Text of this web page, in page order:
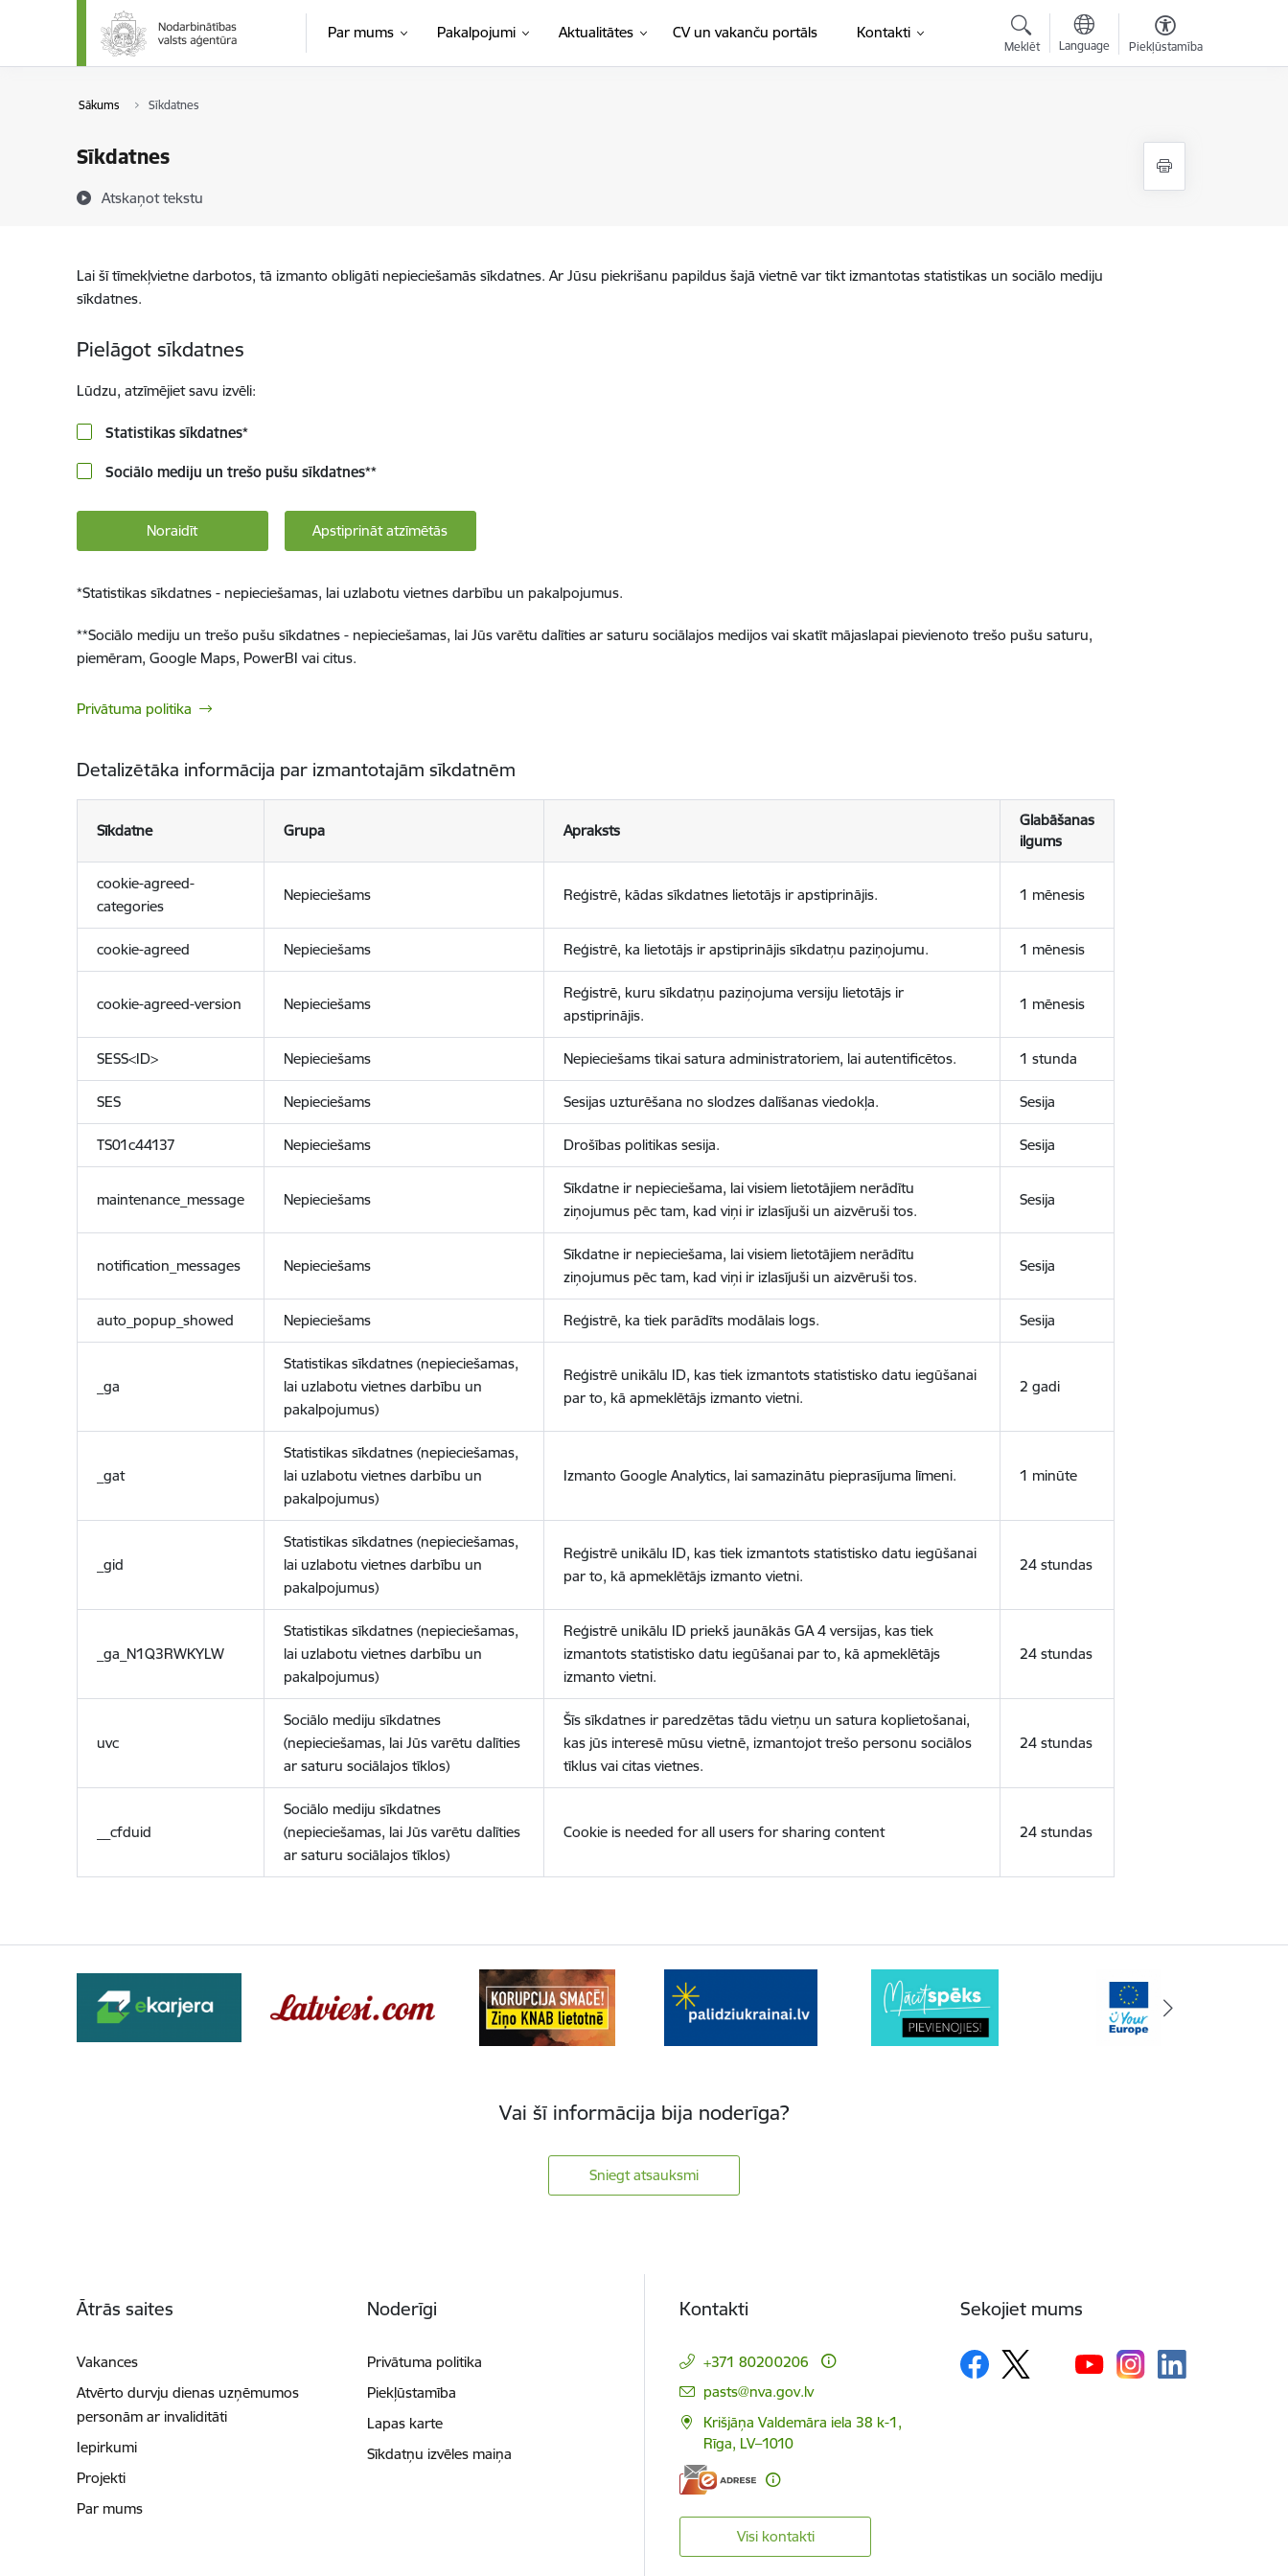
Pāriet uz lapas saturu
Par mums Pakalpojumi Aktualitātes CV un vakanču portāls(Ārējā saite)
Kontakti
Meklēt Language Piekļūstamība
Sākums Sīkdatnes
Sīkdatnes
Atskaņot tekstu
Lai šī tīmekļvietne darbotos, tā izmanto obligāti nepieciešamās sīkdatnes. Ar Jūsu piekrišanu papildus šajā vietnē var tikt izmantotas statistikas un sociālo mediju
sīkdatnes.
Pielāgot sīkdatnes
Lūdzu, atzīmējiet savu izvēli:
Statistikas sīkdatnes*
Sociālo mediju un trešo pušu sīkdatnes**
Noraidīt Apstiprināt atzīmētās
*Statistikas sīkdatnes - nepieciešamas, lai uzlabotu vietnes darbību un pakalpojumus.
**Sociālo mediju un trešo pušu sīkdatnes - nepieciešamas, lai Jūs varētu dalīties ar saturu sociālajos medijos vai skatīt mājaslapai pievienoto trešo pušu saturu,
piemēram, Google Maps, PowerBI vai citus.
Privātuma politika
Detalizētāka informācija par izmantotajām sīkdatnēm
Sīkdatne Grupa Apraksts
Glabāšanas
ilgums
cookie-agreed-
categories
Nepieciešams Reģistrē, kādas sīkdatnes lietotājs ir apstiprinājis. 1 mēnesis
cookie-agreed Nepieciešams Reģistrē, ka lietotājs ir apstiprinājis sīkdatņu paziņojumu. 1 mēnesis
cookie-agreed-version Nepieciešams
Reģistrē, kuru sīkdatņu paziņojuma versiju lietotājs ir
apstiprinājis.
1 mēnesis
SESS<ID> Nepieciešams Nepieciešams tikai satura administratoriem, lai autentificētos. 1 stunda
SES Nepieciešams Sesijas uzturēšana no slodzes dalīšanas viedokļa. Sesija
TS01c44137 Nepieciešams Drošības politikas sesija. Sesija
maintenance_message Nepieciešams
Sīkdatne ir nepieciešama, lai visiem lietotājiem nerādītu
ziņojumus pēc tam, kad viņi ir izlasījuši un aizvēruši tos.
Sesija
notification_messages Nepieciešams
Sīkdatne ir nepieciešama, lai visiem lietotājiem nerādītu
ziņojumus pēc tam, kad viņi ir izlasījuši un aizvēruši tos.
Sesija
auto_popup_showed Nepieciešams Reģistrē, ka tiek parādīts modālais logs. Sesija
_ga
Statistikas sīkdatnes (nepieciešamas,
lai uzlabotu vietnes darbību un
pakalpojumus)
Reģistrē unikālu ID, kas tiek izmantots statistisko datu iegūšanai
par to, kā apmeklētājs izmanto vietni.
2 gadi
_gat
Statistikas sīkdatnes (nepieciešamas,
lai uzlabotu vietnes darbību un
pakalpojumus)
Izmanto Google Analytics, lai samazinātu pieprasījuma līmeni. 1 minūte
_gid
Statistikas sīkdatnes (nepieciešamas,
lai uzlabotu vietnes darbību un
pakalpojumus)
Reģistrē unikālu ID, kas tiek izmantots statistisko datu iegūšanai
par to, kā apmeklētājs izmanto vietni.
24 stundas
_ga_N1Q3RWKYLW
Statistikas sīkdatnes (nepieciešamas,
lai uzlabotu vietnes darbību un
pakalpojumus)
Reģistrē unikālu ID priekš jaunākās GA 4 versijas, kas tiek
izmantots statistisko datu iegūšanai par to, kā apmeklētājs
izmanto vietni.
24 stundas
uvc
Sociālo mediju sīkdatnes
(nepieciešamas, lai Jūs varētu dalīties
ar saturu sociālajos tīklos)
Šīs sīkdatnes ir paredzētas tādu vietņu un satura koplietošanai,
kas jūs interesē mūsu vietnē, izmantojot trešo personu sociālos
tīklus vai citas vietnes.
24 stundas
__cfduid
Sociālo mediju sīkdatnes
(nepieciešamas, lai Jūs varētu dalīties
ar saturu sociālajos tīklos)
Cookie is needed for all users for sharing content 24 stundas
Vai šī informācija bija noderīga?
Sniegt atsauksmi
Ātrās saites
Vakances
Atvērto durvju dienas uzņēmumos
personām ar invaliditāti
Iepirkumi
Projekti
Par mums
Noderīgi
Privātuma politika
Piekļūstamība
Lapas karte
Sīkdatņu izvēles maiņa
Kontakti
+371 80200206
E-pasts:
pasts@nva.gov.lv
Krišjāņa Valdemāra iela 38 k-1,
Rīga, LV–1010
Visi kontakti
Sekojiet mums